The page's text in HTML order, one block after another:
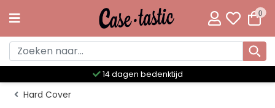
0
Meer dan 300 unieke designs
Hard Cover